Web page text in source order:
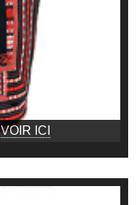
ICI